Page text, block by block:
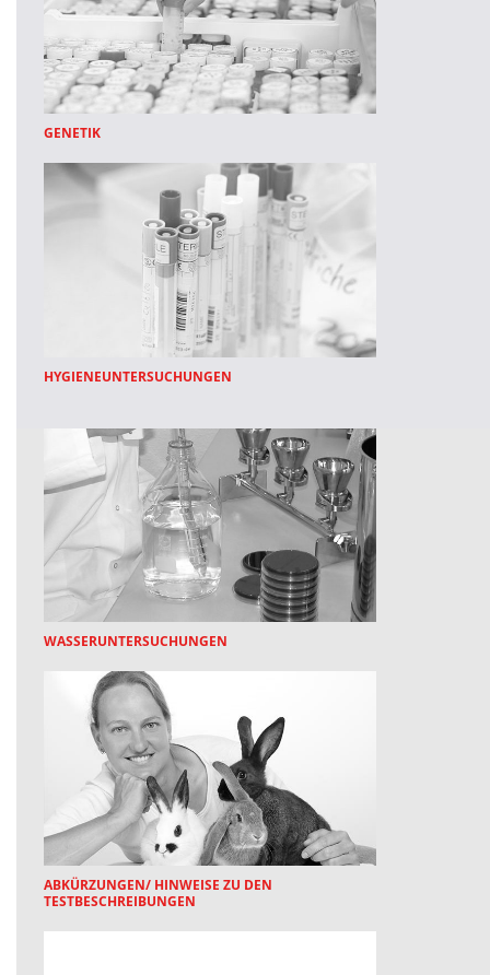
GENETIK
HYGIENEUNTERSUCHUNGEN
WASSERUNTERSUCHUNGEN
ABKÜRZUNGEN/ HINWEISE ZU DEN
TESTBESCHREIBUNGEN